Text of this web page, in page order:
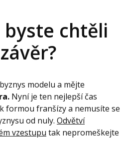
byste chtěli
modelu a mějte
Nyní je ten nejlepší čas
formou franšízy a nemusíte se
od nuly. Odvětví
vzestupu tak nepromeškejte